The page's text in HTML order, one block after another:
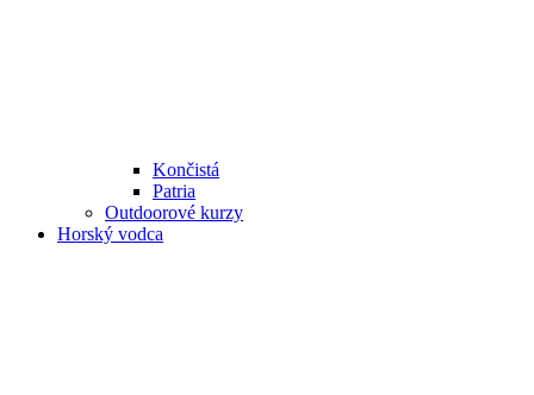
Končistá
Patria
Outdoorové kurzy
Horský vodca